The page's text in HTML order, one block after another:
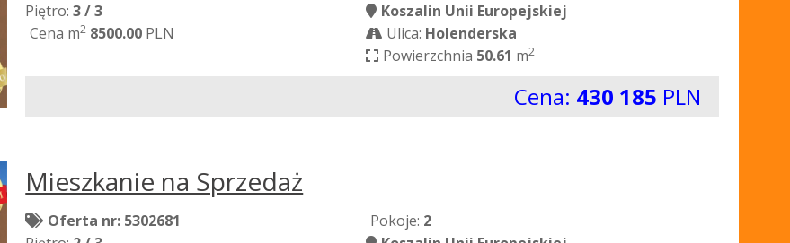
Piętro:3 / 3
Koszalin Unii Europejskiej
Cena m2 8500.00 PLN Ulica: Holenderska
Powierzchnia 50.61 m2
Cena: 430 185 PLN
Mieszkanie na Sprzedaż
Oferta nr: 5302681 Pokoje: 2